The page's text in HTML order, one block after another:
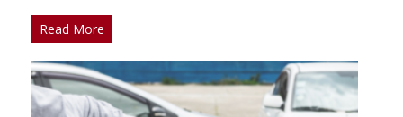
Read More